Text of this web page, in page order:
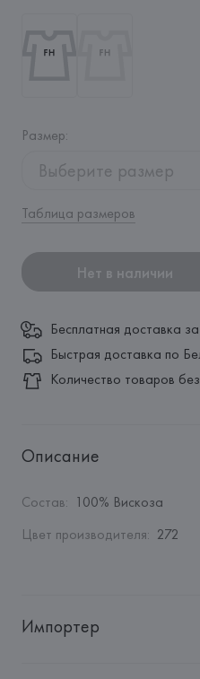
Размер:
Выберите размер
Таблица размеров
Нет в наличии
Бесплатная доставка
Быстрая доставка по
Количество товаров
Описание
Состав: 100% Вискоза
Цвет производителя: 272
Импортер